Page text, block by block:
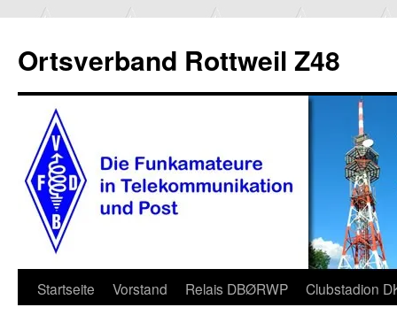
Ortsverband Rottweil Z48
Zum
Startseite Vorstand Relais DBØRWP Clubstadion